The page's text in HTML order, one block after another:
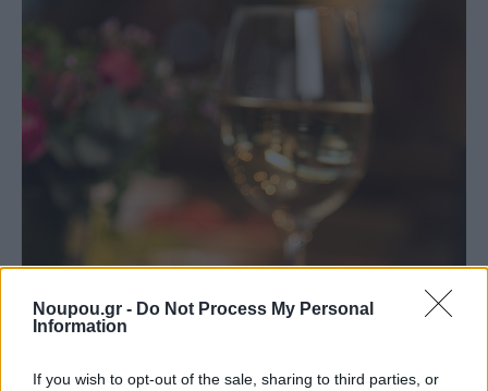
Noupou.gr - Do Not Process My Personal
Information
If you wish to opt-out of the sale, sharing to third parties, or